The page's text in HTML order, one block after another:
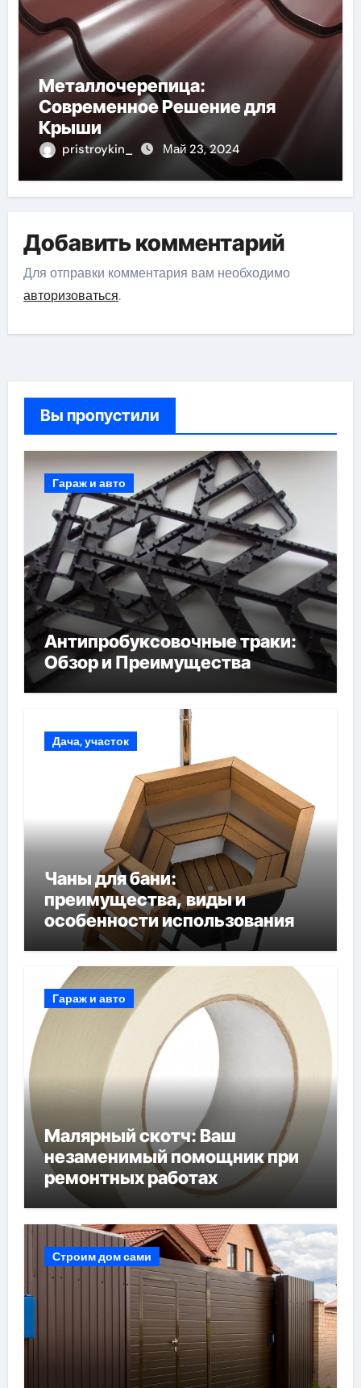
Металлочерепица:
Современное Решение для
Крыши
pristroykin_ Май 23, 2024
Добавить комментарий
Для отправки комментария вам необходимо
авторизоваться.
Вы пропустили
Гараж и авто
Антипробуксовочные траки:
Обзор и Преимущества
Дача, участок
Чаны для бани:
преимущества, виды и
особенности использования
Гараж и авто
Малярный скотч: Ваш
незаменимый помощник при
ремонтных работах
Строим дом сами